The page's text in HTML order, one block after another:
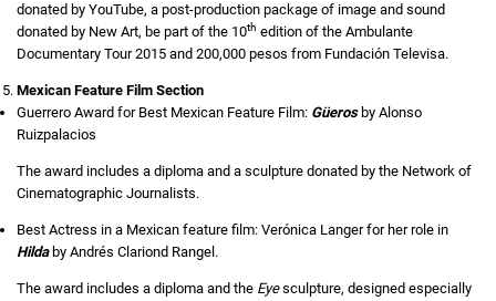
donated by YouTube, a post-production package of image and sound
donated by New Art, be part of the 10th edition of the Ambulante
Documentary Tour 2015 and 200,000 pesos from Fundación Televisa.
Mexican Feature Film Section
Guerrero Award for Best Mexican Feature Film: Güerosby Alonso
Ruizpalacios
The award includes a diploma and a sculpture donated by the Network of
Cinematographic Journalists.
Best Actress in a Mexican feature film: Verónica Langer for her role in
Hildaby Andrés Clariond Rangel.
The award includes a diploma and the Eyesculpture, designed especially